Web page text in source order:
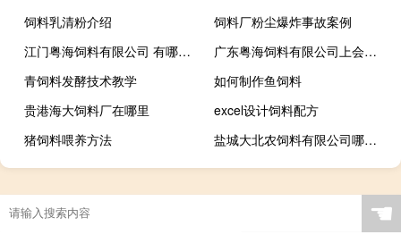
饲料乳清粉介绍
饲料厂粉尘爆炸事故案例
江门粤海饲料有限公司 有哪些部门
广东粤海饲料有限公司上会预先披露已更新
青饲料发酵技术教学
如何制作鱼饲料
贵港海大饲料厂在哪里
excel设计饲料配方
猪饲料喂养方法
盐城大北农饲料有限公司哪年成立的
☚